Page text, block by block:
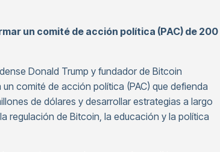
un comité de acción política (PAC) de 200
Donald Trump y fundador de Bitcoin
comité de acción política (PAC) que defienda
de dólares y desarrollar estrategias a largo
regulación de Bitcoin, la educación y la política